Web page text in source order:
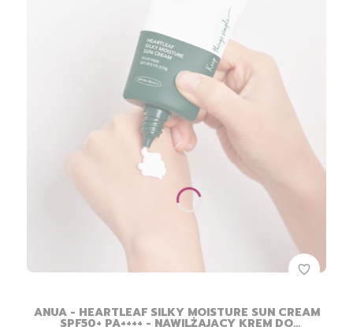
ANUA - HEARTLEAF SILKY MOISTURE SUN CREAM
SPF50+ PA++++ - NAWILŻAJĄCY KREM DO